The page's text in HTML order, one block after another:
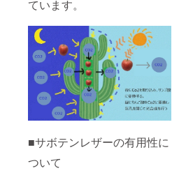
ています。
■サボテンレザーの有用性に
ついて